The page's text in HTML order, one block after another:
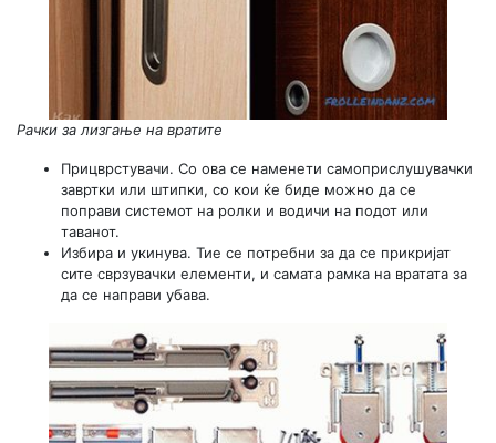
Рачки за лизгање на вратите
Прицврстувачи. Со ова се наменети самоприслушувачки
завртки или штипки, со кои ќе биде можно да се
поправи системот на ролки и водичи на подот или
таванот.
Избира и укинува. Тие се потребни за да се прикријат
сите сврзувачки елементи, и самата рамка на вратата за
да се направи убава.